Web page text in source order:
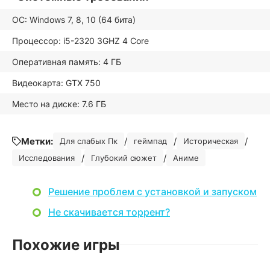
ОС: Windows 7, 8, 10 (64 бита)
Процессор: i5-2320 3GHZ 4 Core
Оперативная память: 4 ГБ
Видеокарта: GTX 750
Место на диске: 7.6 ГБ
Метки: Для слабых Пк / геймпад / Историческая /
Исследования / Глубокий сюжет / Аниме
Решение проблем с установкой и запуском
Не скачивается торрент?
Похожие игры